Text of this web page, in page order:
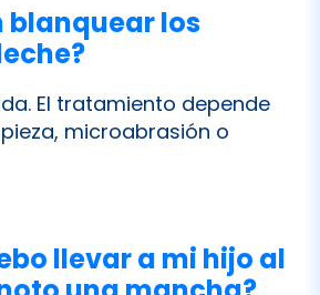
El tratamiento depende
microabrasión o
llevar a mi hijo al
especialmente si la mancha
o se acompaña de dolor.